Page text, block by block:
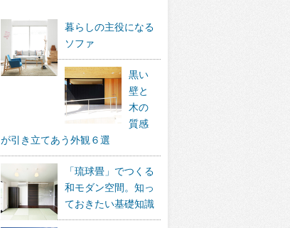
暮らしの主役になる
ソファ
黒い
壁と
木の
質感
が引き立てあう外観６選
「琉球畳」でつくる
和モダン空間。知っ
ておきたい基礎知識